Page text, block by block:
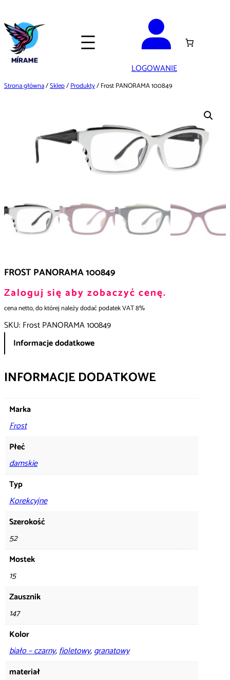
do
treści
LOGOWANIE
Strona główna/Sklep/Produkty/ Frost PANORAMA 100849
FROST PANORAMA 100849
Zaloguj się aby zobaczyć cenę.
cena netto, do której należy dodać podatek VAT 8%
SKU: Frost PANORAMA 100849
Informacje dodatkowe
INFORMACJE DODATKOWE
Marka
Frost
Płeć
damskie
Typ
Korekcyjne
Szerokość
52
Mostek
15
Zausznik
147
Kolor
biało – czarny,fioletowy,granatowy
materiał